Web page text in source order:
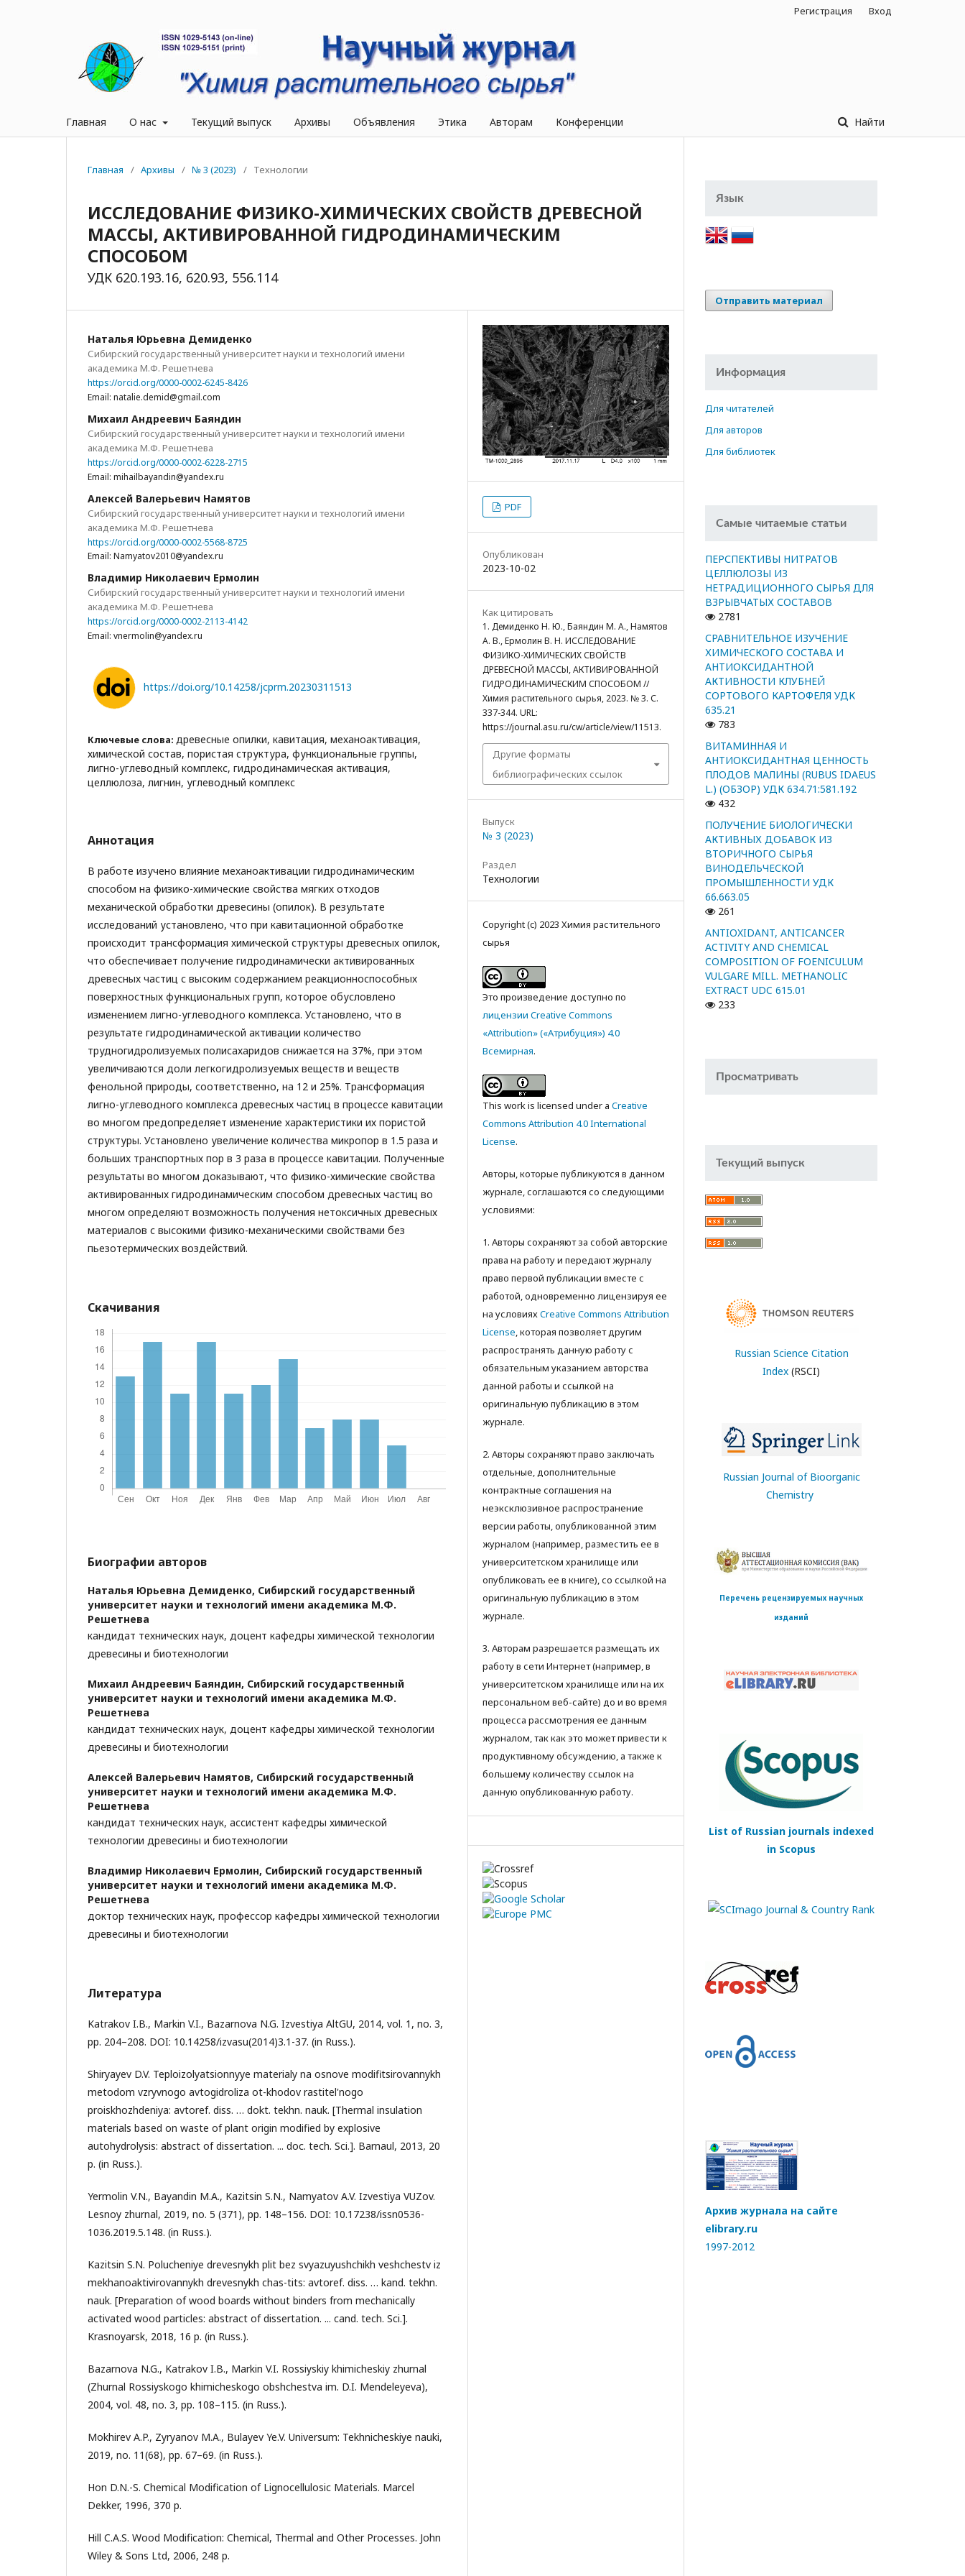
Главная О нас Текущий выпуск Архивы Объявления Этика Авторам Конференции Найти
Регистрация Вход
Главная / Архивы / № 3 (2023) / Технологии
ИССЛЕДОВАНИЕ ФИЗИКО-ХИМИЧЕСКИХ СВОЙСТВ ДРЕВЕСНОЙ
МАССЫ, АКТИВИРОВАННОЙ ГИДРОДИНАМИЧЕСКИМ
СПОСОБОМ
УДК 620.193.16, 620.93, 556.114
Наталья Юрьевна Демиденко
Сибирский государственный университет науки и технологий имени
академика М.Ф. Решетнева
https://orcid.org/0000-0002-6245-8426
Email: natalie.demid@gmail.com
Михаил Андреевич Баяндин
Сибирский государственный университет науки и технологий имени
академика М.Ф. Решетнева
https://orcid.org/0000-0002-6228-2715
Email: mihailbayandin@yandex.ru
Алексей Валерьевич Намятов
Сибирский государственный университет науки и технологий имени
академика М.Ф. Решетнева
https://orcid.org/0000-0002-5568-8725
Email: Namyatov2010@yandex.ru
Владимир Николаевич Ермолин
Сибирский государственный университет науки и технологий имени
академика М.Ф. Решетнева
https://orcid.org/0000-0002-2113-4142
Email: vnermolin@yandex.ru
https://doi.org/10.14258/jcprm.20230311513
Ключевые слова: древесные опилки, кавитация, механоактивация,
химической состав, пористая структура, функциональные группы,
лигно-углеводный комплекс, гидродинамическая активация,
целлюлоза, лигнин, углеводный комплекс
Аннотация
В работе изучено влияние механоактивации гидродинамическим
способом на физико-химические свойства мягких отходов
механической обработки древесины (опилок). В результате
исследований установлено, что при кавитационной обработке
происходит трансформация химической структуры древесных опилок,
что обеспечивает получение гидродинамически активированных
древесных частиц с высоким содержанием реакционноспособных
поверхностных функциональных групп, которое обусловлено
изменением лигно-углеводного комплекса. Установлено, что в
результате гидродинамической активации количество
трудногидролизуемых полисахаридов снижается на 37%, при этом
увеличиваются доли легкогидролизуемых веществ и веществ
фенольной природы, соответственно, на 12 и 25%. Трансформация
лигно-углеводного комплекса древесных частиц в процессе кавитации
во многом предопределяет изменение характеристики их пористой
структуры. Установлено увеличение количества микропор в 1.5 раза и
больших транспортных пор в 3 раза в процессе кавитации. Полученные
результаты во многом доказывают, что физико-химические свойства
активированных гидродинамическим способом древесных частиц во
многом определяют возможность получения нетоксичных древесных
материалов с высокими физико-механическими свойствами без
пьезотермических воздействий.
Скачивания
Биографии авторов
Наталья Юрьевна Демиденко, Сибирский государственный
университет науки и технологий имени академика М.Ф.
Решетнева
кандидат технических наук, доцент кафедры химической технологии
древесины и биотехнологии
Михаил Андреевич Баяндин, Сибирский государственный
университет науки и технологий имени академика М.Ф.
Решетнева
кандидат технических наук, доцент кафедры химической технологии
древесины и биотехнологии
Алексей Валерьевич Намятов, Сибирский государственный
университет науки и технологий имени академика М.Ф.
Решетнева
кандидат технических наук, ассистент кафедры химической
технологии древесины и биотехнологии
Владимир Николаевич Ермолин, Сибирский государственный
университет науки и технологий имени академика М.Ф.
Решетнева
доктор технических наук, профессор кафедры химической технологии
древесины и биотехнологии
Литература
Katrakov I.B., Markin V.I., Bazarnova N.G. Izvestiya AltGU, 2014, vol. 1, no. 3,
pp. 204–208. DOI: 10.14258/izvasu(2014)3.1-37. (in Russ.).
Shiryayev D.V. Teploizolyatsionnyye materialy na osnove modifitsirovannykh
metodom vzryvnogo avtogidroliza ot-khodov rastitel'nogo
proiskhozhdeniya: avtoref. diss. … dokt. tekhn. nauk. [Thermal insulation
materials based on waste of plant origin modified by explosive
autohydrolysis: abstract of dissertation. ... doc. tech. Sci.]. Barnaul, 2013, 20
p. (in Russ.).
Yermolin V.N., Bayandin M.A., Kazitsin S.N., Namyatov A.V. Izvestiya VUZov.
Lesnoy zhurnal, 2019, no. 5 (371), pp. 148–156. DOI: 10.17238/issn0536-
1036.2019.5.148. (in Russ.).
Kazitsin S.N. Polucheniye drevesnykh plit bez svyazuyushchikh veshchestv iz
mekhanoaktivirovannykh drevesnykh chas-tits: avtoref. diss. … kand. tekhn.
nauk. [Preparation of wood boards without binders from mechanically
activated wood particles: abstract of dissertation. ... cand. tech. Sci.].
Krasnoyarsk, 2018, 16 p. (in Russ.).
Bazarnova N.G., Katrakov I.B., Markin V.I. Rossiyskiy khimicheskiy zhurnal
(Zhurnal Rossiyskogo khimicheskogo obshchestva im. D.I. Mendeleyeva),
2004, vol. 48, no. 3, pp. 108–115. (in Russ.).
Mokhirev A.P., Zyryanov M.A., Bulayev Ye.V. Universum: Tekhnicheskiye nauki,
2019, no. 11(68), pp. 67–69. (in Russ.).
Hon D.N.-S. Chemical Modification of Lignocellulosic Materials. Marcel
Dekker, 1996, 370 p.
Hill C.A.S. Wood Modification: Chemical, Thermal and Other Processes. John
Wiley & Sons Ltd, 2006, 248 p.
PDF
Опубликован
2023-10-02
Как цитировать
1. Демиденко Н. Ю., Баяндин М. А., Намятов
А. В., Ермолин В. Н. ИССЛЕДОВАНИЕ
ФИЗИКО-ХИМИЧЕСКИХ СВОЙСТВ
ДРЕВЕСНОЙ МАССЫ, АКТИВИРОВАННОЙ
ГИДРОДИНАМИЧЕСКИМ СПОСОБОМ //
Химия растительного сырья, 2023. № 3. С.
337-344. URL:
https://journal.asu.ru/cw/article/view/11513.
Другие форматы
библиографических ссылок
Выпуск
№ 3 (2023)
Раздел
Технологии
Copyright (c) 2023 Химия растительного
сырья
Это произведение доступно по
лицензии Creative Commons
«Attribution» («Атрибуция») 4.0
Всемирная.
This work is licensed under a Creative
Commons Attribution 4.0 International
License.
Авторы, которые публикуются в данном
журнале, соглашаются со следующими
условиями:
1. Авторы сохраняют за собой авторские
права на работу и передают журналу
право первой публикации вместе с
работой, одновременно лицензируя ее
на условияхCreative Commons Attribution
License, которая позволяет другим
распространять данную работу с
обязательным указанием авторства
данной работы и ссылкой на
оригинальную публикацию в этом
журнале.
2. Авторы сохраняют право заключать
отдельные, дополнительные
контрактные соглашения на
неэксклюзивное распространение
версии работы, опубликованной этим
журналом (например, разместить ее в
университетском хранилище или
опубликовать ее в книге), со ссылкой на
оригинальную публикацию в этом
журнале.
3. Авторам разрешается размещать их
работу в сети Интернет (например, в
университетском хранилище или на их
персональном веб-сайте) до и во время
процесса рассмотрения ее данным
журналом, так как это может привести к
продуктивному обсуждению, а также к
большему количеству ссылок на
данную опубликованную работу.
Язык
Отправить материал
Информация
Для читателей
Для авторов
Для библиотек
Самые читаемые статьи
ПЕРСПЕКТИВЫ НИТРАТОВ
ЦЕЛЛЮЛОЗЫ ИЗ
НЕТРАДИЦИОННОГО СЫРЬЯ ДЛЯ
ВЗРЫВЧАТЫХ СОСТАВОВ
2781
СРАВНИТЕЛЬНОЕ ИЗУЧЕНИЕ
ХИМИЧЕСКОГО СОСТАВА И
АНТИОКСИДАНТНОЙ
АКТИВНОСТИ КЛУБНЕЙ
СОРТОВОГО КАРТОФЕЛЯ УДК
635.21
783
ВИТАМИННАЯ И
АНТИОКСИДАНТНАЯ ЦЕННОСТЬ
ПЛОДОВ МАЛИНЫ (RUBUS IDAEUS
L.) (ОБЗОР) УДК 634.71:581.192
432
ПОЛУЧЕНИЕ БИОЛОГИЧЕСКИ
АКТИВНЫХ ДОБАВОК ИЗ
ВТОРИЧНОГО СЫРЬЯ
ВИНОДЕЛЬЧЕСКОЙ
ПРОМЫШЛЕННОСТИ УДК
66.663.05
261
ANTIOXIDANT, ANTICANCER
ACTIVITY AND CHEMICAL
COMPOSITION OF FOENICULUM
VULGARE MILL. METHANOLIC
EXTRACT UDC 615.01
233
Просматривать
Текущий выпуск
Russian Science Citation
Index (RSCI)
Russian Journal of Bioorganic
Chemistry
Перечень рецензируемых научных
изданий
List of Russian journals indexed
in Scopus
Архив журнала на сайте
elibrary.ru
1997-2012